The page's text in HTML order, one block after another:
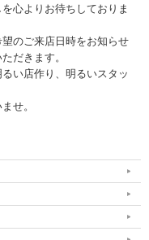
心よりお待ちしておりま
のご来店日時をお知らせ
だきます。
い店作り、明るいスタッ
せ。